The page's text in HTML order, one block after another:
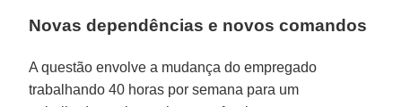
Novas dependências e novos comandos
A questão envolve a mudança do empregado
trabalhando 40 horas por semana para um